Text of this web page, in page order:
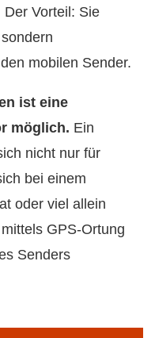
Der Vorteil: Sie
mobilen Sender.
ist eine
möglich. Ein
nicht nur für
bei einem
oder viel allein
GPS-Ortung
Senders